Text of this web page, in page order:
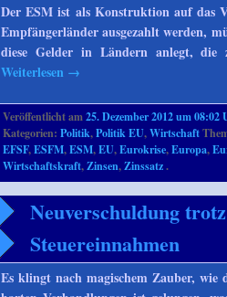
Der ESM ist als Konstruktion auf das
Empfängerländer ausgezahlt werden,
diese Gelder in Ländern anlegt, die
Weiterlesen →
Veröffentlicht am25. Dezember 2012 um 08:02
Kategorien:Politik,Politik EU,Wirtschaft
EFSF,ESFM,ESM,EU,Eurokrise,Europa,
Wirtschaftskraft,Zinsen,Zinssatz.
Neuverschuldung
Steuereinnahmen
Es klingt nach magischem Zauber,